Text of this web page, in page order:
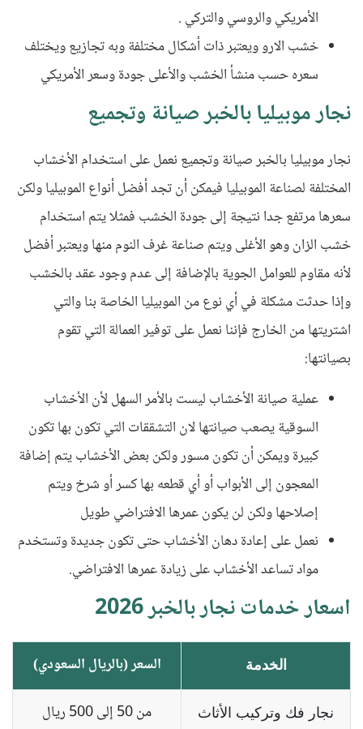
الأمريكي والروسي والتركي .
خشب الارو ويعتبر ذات أشكال مختلفة وبه تجازيع ويختلف
سعره حسب منشأ الخشب والأعلى جودة وسعر الأمريكي
نجار موبيليا بالخبر صيانة وتجميع
نجار موبيليا بالخبر صيانة وتجميع نعمل على استخدام الأخشاب
المختلفة لصناعة الموبيليا فيمكن أن تجد أفضل أنواع الموبيليا ولكن
سعرها مرتفع جدا نتيجة إلى جودة الخشب فمثلا يتم استخدام
خشب الزان وهو الأغلى ويتم صناعة غرف النوم منها ويعتبر أفضل
لأنه مقاوم للعوامل الجوية بالإضافة إلى عدم وجود عقد بالخشب
وإذا حدثت مشكلة في أي نوع من الموبيليا الخاصة بنا والتي
اشتريتها من الخارج فإننا نعمل على توفير العمالة التي تقوم
بصيانتها:
عملية صيانة الأخشاب ليست بالأمر السهل لأن الأخشاب
السوقية يصعب صيانتها لان التشققات التي تكون بها تكون
كبيرة ويمكن أن تكون مسور ولكن بعض الأخشاب يتم إضافة
المعجون إلى الأبواب أو أي قطعه بها كسر أو شرخ ويتم
إصلاحها ولكن لن يكون عمرها الافتراضي طويل
نعمل على إعادة دهان الأخشاب حتى تكون جديدة وتستخدم
مواد تساعد الأخشاب على زيادة عمرها الافتراضي.
اسعار خدمات نجار بالخبر 2026
الخدمة السعر (بالريال السعودي)
نجار فك وتركيب الأثاث
من 50 إلى 500 ريال